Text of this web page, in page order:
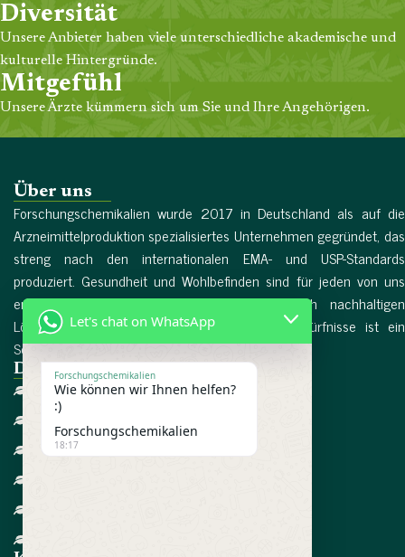
Diversität
Unsere Anbieter haben viele unterschiedliche akademische und
kulturelle Hintergründe.
Mitgefühl
Unsere Ärzte kümmern sich um Sie und Ihre Angehörigen.
Über uns
Forschungschemikalien wurde 2017 in Deutschland als auf die
Arzneimittelproduktion spezialisiertes Unternehmen gegründet, das
streng nach den internationalen EMA- und USP-Standards
produziert. Gesundheit und Wohlbefinden sind für jeden von uns
entscheidende Faktoren, und die Suche nach nachhaltigen
Lösungen für die dringendsten Gesundheitsbedürfnisse ist ein
Schlüsselfaktor in unserem Leben. Mehr lesen...
Direktlinks
Heim
Referenzen
Let's chat on WhatsApp
Forschungschemikalien
Wie können wir Ihnen helfen?
:)
Forschungschemikalien
18:17